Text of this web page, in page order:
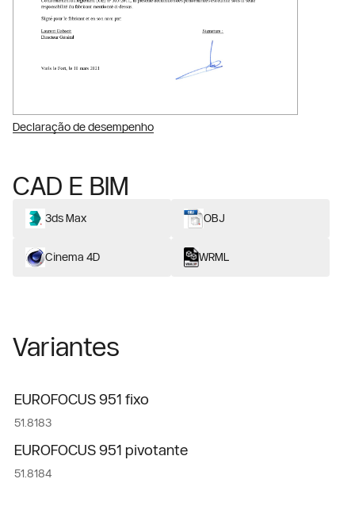
Declaração de desempenho
CAD E BIM
3ds Max OBJ
Cinema 4D WRML
Variantes
EUROFOCUS 951 fixo
51.8183
EUROFOCUS 951 pivotante
51.8184